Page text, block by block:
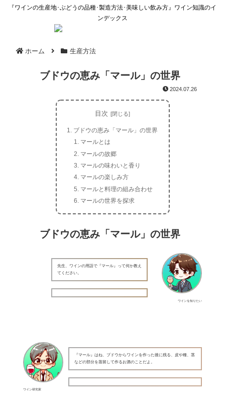
『ワインの生産地･ぶどうの品種･製造方法･美味しい飲み方』ワイン知識のイ
ンデックス
ホーム 生産方法
ブドウの恵み「マール」の世界
2024.07.26
目次
ブドウの恵み「マール」の世界
マールとは
マールの故郷
マールの味わいと香り
マールの楽しみ方
マールと料理の組み合わせ
マールの世界を探求
ブドウの恵み「マール」の世界
ワインを知りたい
先生、ワインの用語で『マール』って何か教え
てください。
ワイン研究家
『マール』はね、ブドウからワインを作った後に残る、皮や種、茎
などの部分を蒸留して作るお酒のことだよ。